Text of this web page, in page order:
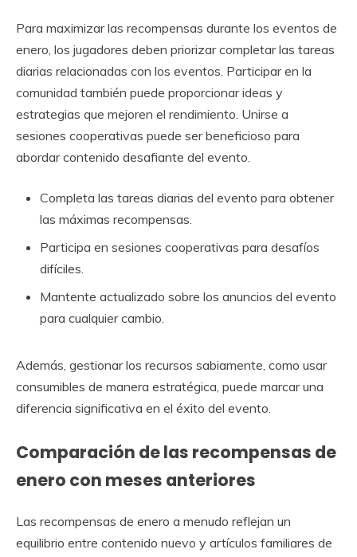
Para maximizar las recompensas durante los eventos de
enero, los jugadores deben priorizar completar las tareas
diarias relacionadas con los eventos. Participar en la
comunidad también puede proporcionar ideas y
estrategias que mejoren el rendimiento. Unirse a
sesiones cooperativas puede ser beneficioso para
abordar contenido desafiante del evento.
Completa las tareas diarias del evento para obtener
las máximas recompensas.
Participa en sesiones cooperativas para desafíos
difíciles.
Mantente actualizado sobre los anuncios del evento
para cualquier cambio.
Además, gestionar los recursos sabiamente, como usar
consumibles de manera estratégica, puede marcar una
diferencia significativa en el éxito del evento.
Comparación de las recompensas de
enero con meses anteriores
Las recompensas de enero a menudo reflejan un
equilibrio entre contenido nuevo y artículos familiares de